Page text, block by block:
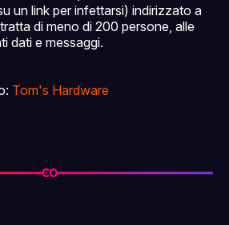
un link per infettarsi) indirizzato a
di meno di 200 persone, alle
dati e messaggi.
Tom's Hardware